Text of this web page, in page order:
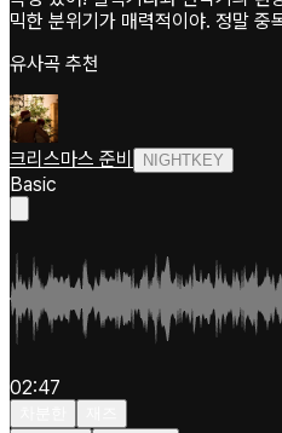
믹한 분위기가 매력적이야. 정말 중
유사곡 추천
크리스마스 준비 NIGHTKEY
Basic
02:47